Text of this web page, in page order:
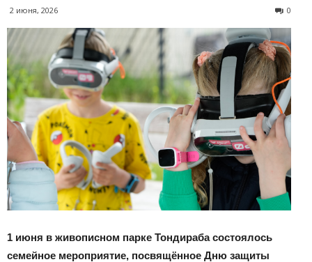
2 июня, 2026 0
1 июня в живописном парке Тондираба состоялось
семейное мероприятие, посвящённое Дню защиты